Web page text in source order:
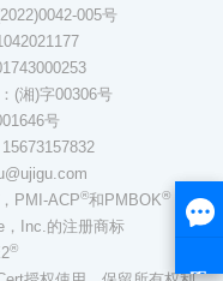
005号
(湘)字00306号
号
PMI-ACP®和PMBOK®
Inc.的注册商标
®